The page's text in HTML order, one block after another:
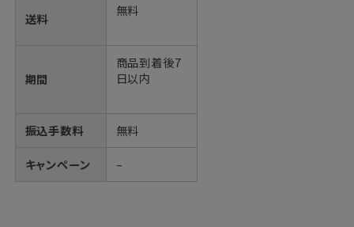
送料
無料
期間
商品到着後7
日以内
振込手数料 無料
キャンペーン –